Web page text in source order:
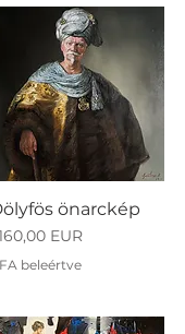
önarckép
EUR
beleértve